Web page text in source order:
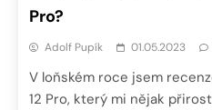
Pro?
Adolf Pupík 01.05.2023
V loňském roce jsem
12 Pro, který mi nějak